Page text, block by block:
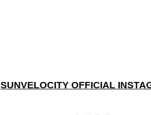
SUNVELOCITY OFFICIAL